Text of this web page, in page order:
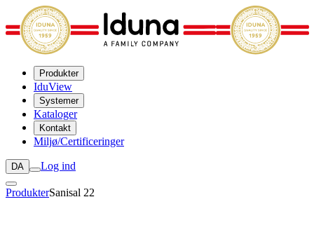
Produkter
IduView
Systemer
Kataloger
Kontakt
Miljø/Certificeringer
DA Log ind
ProdukterSanisal 22